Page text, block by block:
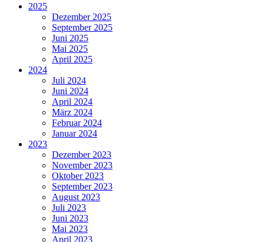
2025
Dezember 2025
September 2025
Juni 2025
Mai 2025
April 2025
2024
Juli 2024
Juni 2024
April 2024
März 2024
Februar 2024
Januar 2024
2023
Dezember 2023
November 2023
Oktober 2023
September 2023
August 2023
Juli 2023
Juni 2023
Mai 2023
April 2023